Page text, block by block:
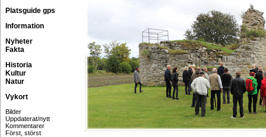
Platsguide gps
Information
Nyheter
Fakta
Historia
Kultur
Natur
Vykort
Bilder
Uppdaterat/nytt
Kommentarer
Först, störst